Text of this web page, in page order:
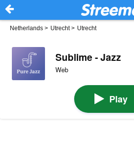
Netherlands > Utrecht> Utrecht
Sublime - Jazz
Web
Play